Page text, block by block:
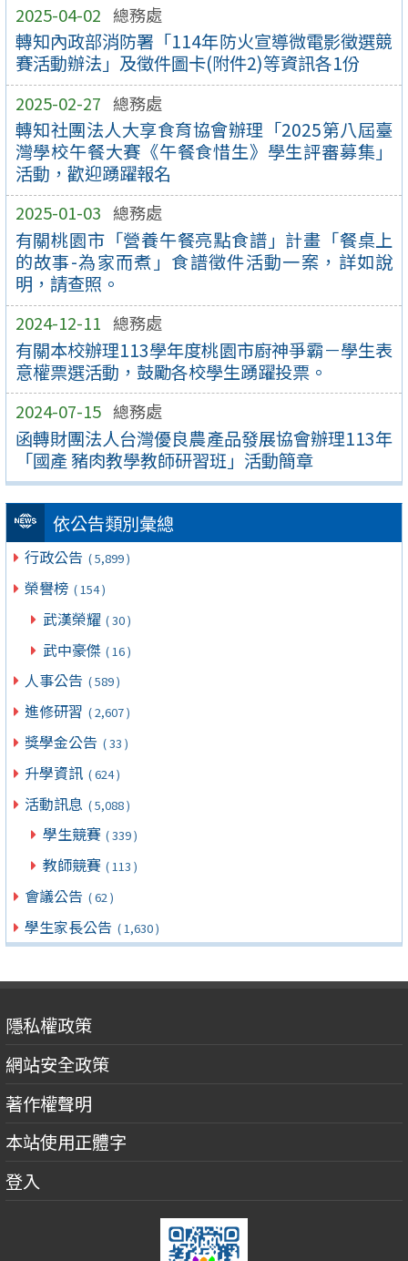
2025-04-02 總務處
轉知內政部消防署「114年防火宣導微電影徵選競
賽活動辦法」及徵件圖卡(附件2)等資訊各1份
2025-02-27 總務處
轉知社團法人大享食育協會辦理「2025第八屆臺
灣學校午餐大賽《午餐食惜生》學生評審募集」
活動，歡迎踴躍報名
2025-01-03 總務處
有關桃園市「營養午餐亮點食譜」計畫「餐桌上
的故事-為家而煮」食譜徵件活動一案，詳如說
明，請查照。
2024-12-11 總務處
有關本校辦理113學年度桃園市廚神爭霸－學生表
意權票選活動，鼓勵各校學生踴躍投票。
2024-07-15 總務處
函轉財團法人台灣優良農產品發展協會辦理113年
「國產 豬肉教學教師研習班」活動簡章
依公告類別彙總
行政公告 ( 5,899 )
榮譽榜 ( 154 )
武漢榮耀 ( 30 )
武中豪傑 ( 16 )
人事公告 ( 589 )
進修研習 ( 2,607 )
獎學金公告 ( 33 )
升學資訊 ( 624 )
活動訊息 ( 5,088 )
學生競賽 ( 339 )
教師競賽 ( 113 )
會議公告 ( 62 )
學生家長公告 ( 1,630 )
隱私權政策
網站安全政策
著作權聲明
本站使用正體字
登入